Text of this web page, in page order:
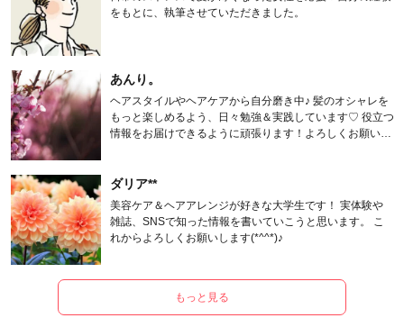
をもとに、執筆させていただきました。
あんり。
ヘアスタイルやヘアケアから自分磨き中♪ 髪のオシャレを
もっと楽しめるよう、日々勉強＆実践しています♡ 役立つ
情報をお届けできるように頑張ります！よろしくお願いし
ダリア**
美容ケア＆ヘアアレンジが好きな大学生です！ 実体験や
雑誌、SNSで知った情報を書いていこうと思います。 こ
れからよろしくお願いします(*^^*)♪
もっと見る